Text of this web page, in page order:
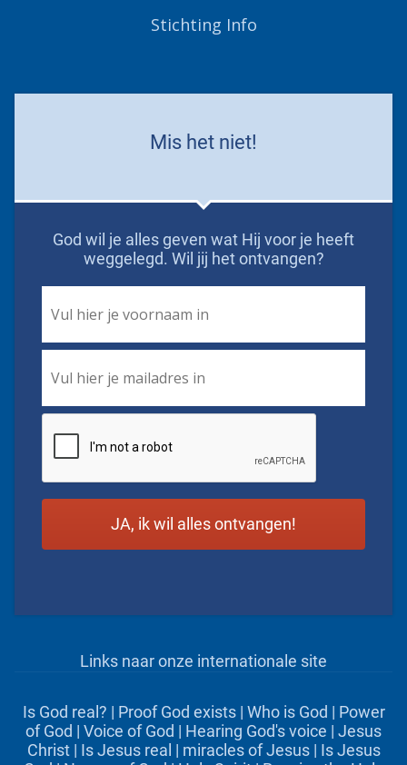
Stichting Info
Mis het niet!
God wil je alles geven wat Hij voor je heeft
weggelegd. Wil jij het ontvangen?
Name *
Links naar onze internationale site
Is God real? | Proof God exists| Who is God | Power
of God | Voice of God | Hearing God's voice | Jesus
Christ| Is Jesus real | miracles of Jesus| Is Jesus